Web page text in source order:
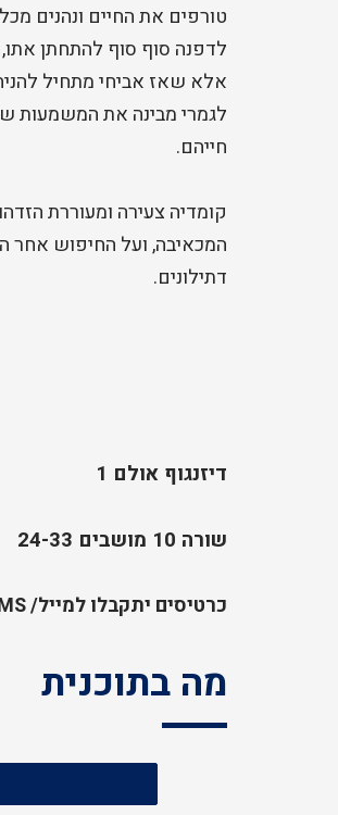
טורפים את החיים ונהנים
לדפנה סוף סוף להתחתן
אלא שאז אביחי מתחיל
לגמרי מבינה את המשמעות
חייהם.
קומדיה צעירה ומעוררת
המכאיבה, ועל החיפוש אחר
דתילונים.
דיזנגוף אולם 1
שורה 10 מושבים 24-33
כרטיסים יתקבלו למייל/ SMS כיומיים לפני המופע
מה בתוכנית